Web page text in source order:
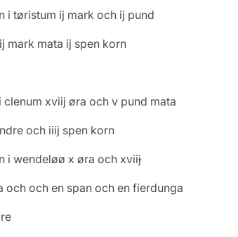
i tøristum ij mark och ij pund
mark mata ij spen korn
clenum xviij øra och v pund mata
och iiij spen korn
i wendeløø x øra och xviiɉ
och och en span och en fierdunga